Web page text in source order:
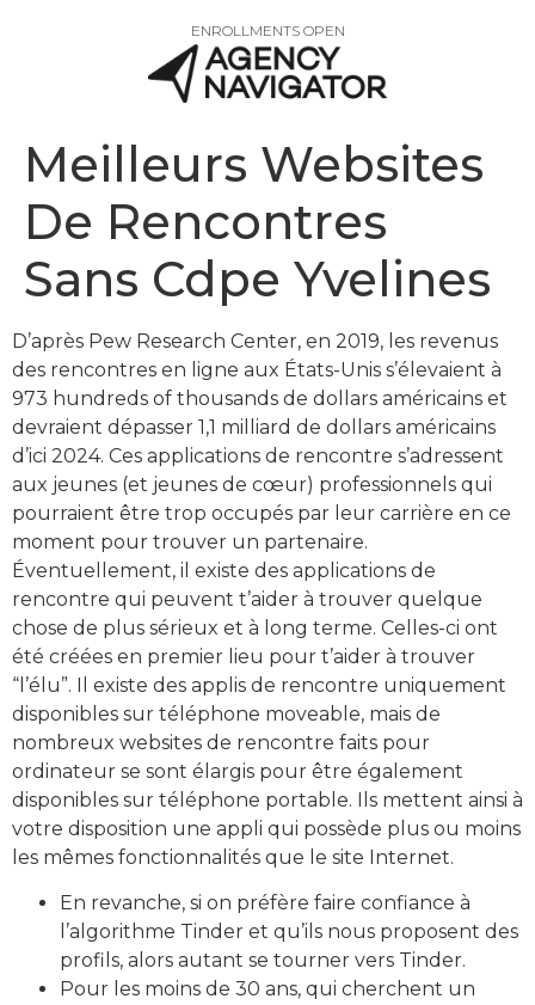
ENROLLMENTS OPEN
Meilleurs Websites
De Rencontres
Sans Cdpe Yvelines
D’après Pew Research Center, en 2019, les revenus
des rencontres en ligne aux États-Unis s’élevaient à
973 hundreds of thousands de dollars américains et
devraient dépasser 1,1 milliard de dollars américains
d’ici 2024. Ces applications de rencontre s’adressent
aux jeunes (et jeunes de cœur) professionnels qui
pourraient être trop occupés par leur carrière en ce
moment pour trouver un partenaire.
Éventuellement, il existe des applications de
rencontre qui peuvent t’aider à trouver quelque
chose de plus sérieux et à long terme. Celles-ci ont
été créées en premier lieu pour t’aider à trouver
“l’élu”. Il existe des applis de rencontre uniquement
disponibles sur téléphone moveable, mais de
nombreux websites de rencontre faits pour
ordinateur se sont élargis pour être également
disponibles sur téléphone portable. Ils mettent ainsi à
votre disposition une appli qui possède plus ou moins
les mêmes fonctionnalités que le site Internet.
En revanche, si on préfère faire confiance à
l’algorithme Tinder et qu’ils nous proposent des
profils, alors autant se tourner vers Tinder.
Pour les moins de 30 ans, qui cherchent un